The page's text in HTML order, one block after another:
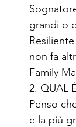
grandi o
non fa
Family
2. QUAL
Penso
e la più